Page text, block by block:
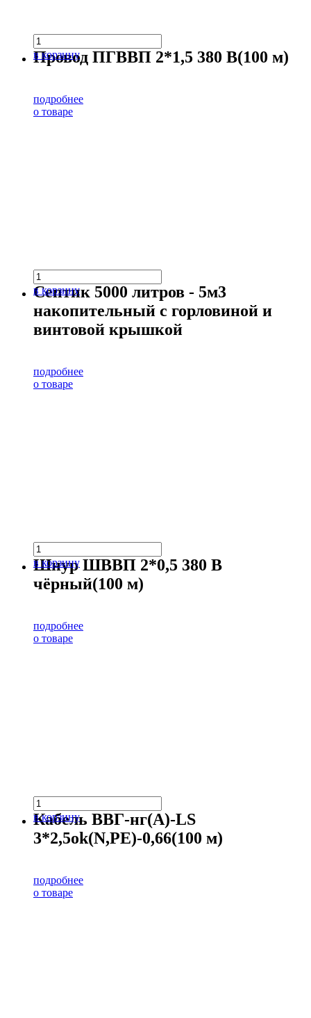
в корзину
Провод ПГВВП 2*1,5 380 В(100 м)
подробнее
о товаре
в корзину
Септик 5000 литров - 5м3
накопительный с горловиной и
винтовой крышкой
подробнее
о товаре
в корзину
Шнур ШВВП 2*0,5 380 В
чёрный(100 м)
подробнее
о товаре
в корзину
Кабель ВВГ-нг(А)-LS
3*2,5ok(N,PE)-0,66(100 м)
подробнее
о товаре